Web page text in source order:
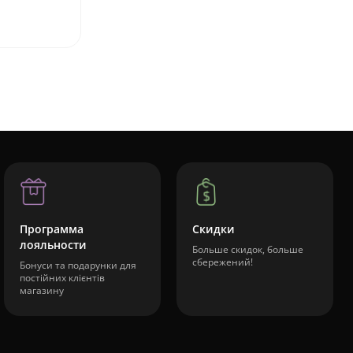
Программа
лояльности
Бонуси та подарунки для
постійних клієнтів
магазину
Скидки
Больше скидок, больше
сбережений!